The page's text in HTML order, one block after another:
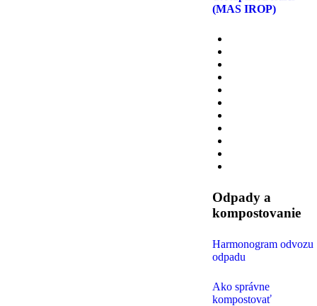
(MAS IROP)
Odpady a
kompostovanie
Harmonogram odvozu
odpadu
Ako správne
kompostovať